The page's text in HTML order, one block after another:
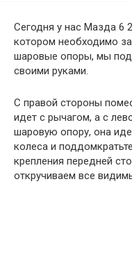
Сегодня у нас Мазда 6
котором необходимо
шаровые опоры, мы
своими руками.
С правой стороны
идет с рычагом, а с
шаровую опору, она
колеса и
крепления передней
откручиваем все